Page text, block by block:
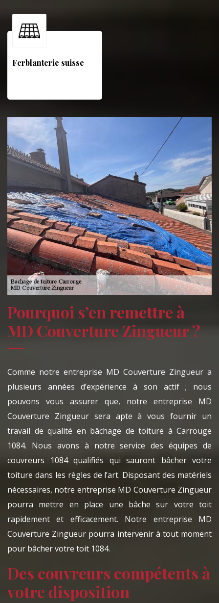
Ferblanterie suisse
Pourquoi s’en remettre à
MD Couverture Zingueur ?
Comme notre entreprise MD Couverture Zingueur a
plusieurs années d’expérience à son actif ; nous
pouvons vous assurer que, notre entreprise MD
Couverture Zingueur sera apte à vous fournir un
travail de qualité en bâchage de toiture à Carrouge
1084. Nous avons à notre service des équipes de
couvreurs 1084 qualifiés qui sauront bâcher votre
toiture dans les règles de l’art. Disposant des matériels
nécessaires, notre entreprise MD Couverture Zingueur
pourra mettre en place une bâche sur votre toit
rapidement et efficacement. Notre entreprise MD
Couverture Zingueur pourra intervenir à tout moment
pour bâcher votre toit 1084.
Des couvreurs compétents à
votre disposition